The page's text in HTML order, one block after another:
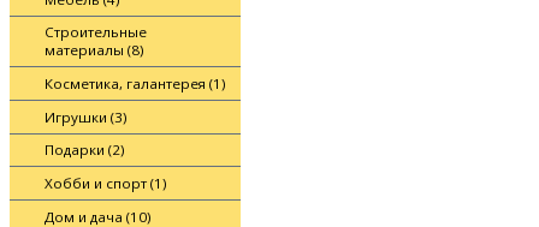
Строительные
материалы (8)
Косметика, галантерея (1)
Игрушки (3)
Подарки (2)
Хобби и спорт (1)
Дом и дача (10)